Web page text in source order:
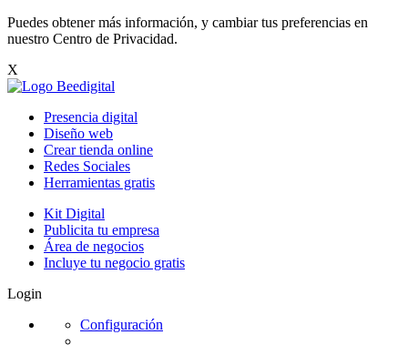
Puedes obtener más información, y cambiar tus preferencias en
nuestro Centro de Privacidad.
X
Presencia digital
Diseño web
Crear tienda online
Redes Sociales
Herramientas gratis
Kit Digital
Publicita tu empresa
Área de negocios
Incluye tu negocio gratis
Login
Configuración